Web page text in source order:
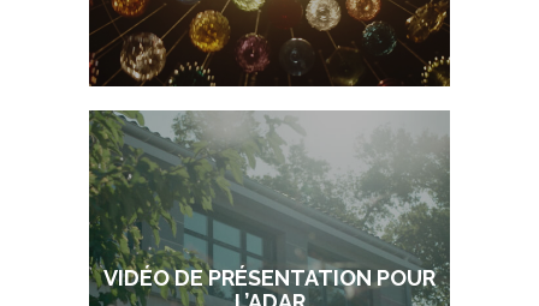
VIDÉO DE PRÉSENTATION POUR